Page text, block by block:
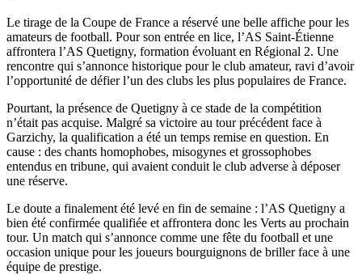
Le tirage de la Coupe de France a réservé une belle affiche pour les
amateurs de football. Pour son entrée en lice, l’AS Saint-Étienne
affrontera l’AS Quetigny, formation évoluant en Régional 2. Une
rencontre qui s’annonce historique pour le club amateur, ravi d’avoir
l’opportunité de défier l’un des clubs les plus populaires de France.
Pourtant, la présence de Quetigny à ce stade de la compétition
n’était pas acquise. Malgré sa victoire au tour précédent face à
Garzichy, la qualification a été un temps remise en question. En
cause : des chants homophobes, misogynes et grossophobes
entendus en tribune, qui avaient conduit le club adverse à déposer
une réserve.
Le doute a finalement été levé en fin de semaine : l’AS Quetigny a
bien été confirmée qualifiée et affrontera donc les Verts au prochain
tour. Un match qui s’annonce comme une fête du football et une
occasion unique pour les joueurs bourguignons de briller face à une
équipe de prestige.